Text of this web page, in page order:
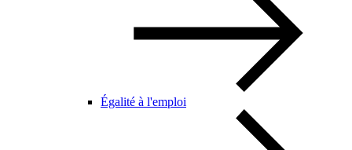
Égalité à l'emploi